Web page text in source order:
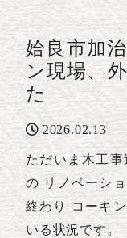
姶良市加
ン現場、
た
2026.02.13
ただいま木工
の リノベーシ
終わり コーキ
いる状況です